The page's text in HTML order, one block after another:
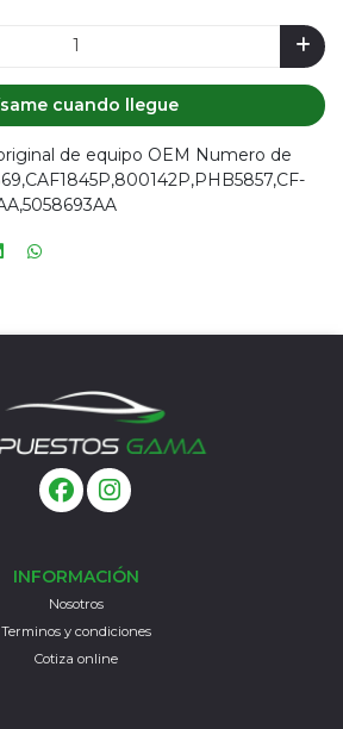
cuando llegue
de equipo OEM Numero de
INFORMACIÓN
Nosotros
Terminos y condiciones
Cotiza online